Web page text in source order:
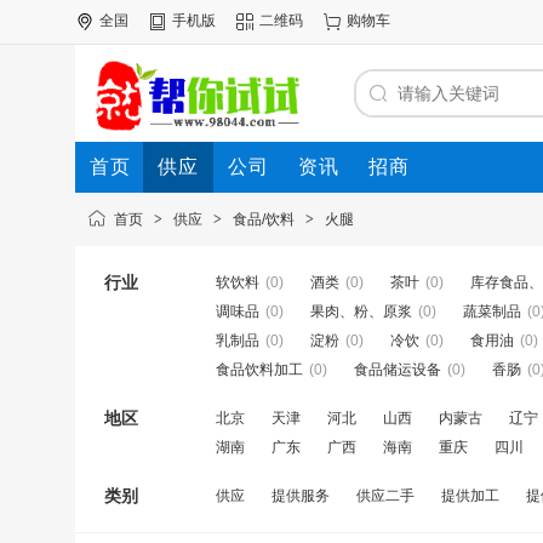
全国 手机版 二维码 购物车
首页 供应 公司 资讯 招商
首页 > 供应 > 食品/饮料 > 火腿
行业 软饮料 (0) 酒类 (0) 茶叶 (0)
库存食品
调味品 (0) 果肉、粉、原浆 (0) 蔬菜制品
乳制品 (0) 淀粉 (0) 冷饮 (0) 食用油 (0)
食品饮料加工 (0) 食品储运设备 (0) 香肠
地区 北京 天津 河北 山西 内蒙古
辽宁
湖南
广东 广西 海南 重庆 四川
类别 供应 提供服务 供应二手 提供加工